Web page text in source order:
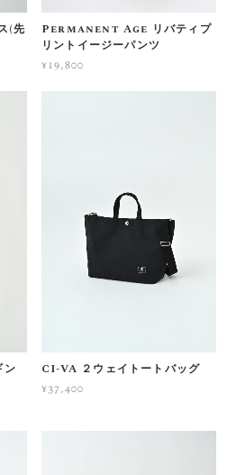
(先
Permanent Age リバティプ
リントイージーパンツ
¥19,800
CI-VA ２ウェイトートバッグ
¥37,400